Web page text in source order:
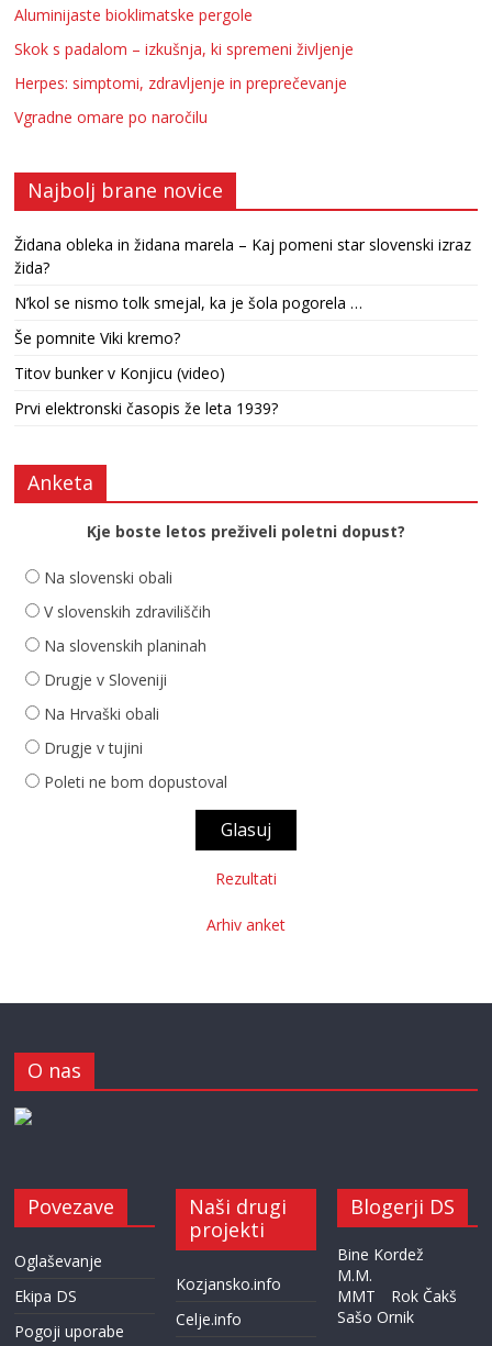
Aluminijaste bioklimatske pergole
Skok s padalom – izkušnja, ki spremeni življenje
Herpes: simptomi, zdravljenje in preprečevanje
Vgradne omare po naročilu
Najbolj brane novice
Židana obleka in židana marela – Kaj pomeni star slovenski izraz
žida?
N’kol se nismo tolk smejal, ka je šola pogorela …
Še pomnite Viki kremo?
Titov bunker v Konjicu (video)
Prvi elektronski časopis že leta 1939?
Anketa
Kje boste letos preživeli poletni dopust?
Na slovenski obali
V slovenskih zdraviliščih
Na slovenskih planinah
Drugje v Sloveniji
Na Hrvaški obali
Drugje v tujini
Poleti ne bom dopustoval
Rezultati
Arhiv anket
O nas
Povezave
Oglaševanje
Ekipa DS
Pogoji uporabe
Naši drugi
projekti
Kozjansko.info
Celje.info
Blogerji DS
Bine Kordež
M.M.
MMT
Rok Čakš
Sašo Ornik